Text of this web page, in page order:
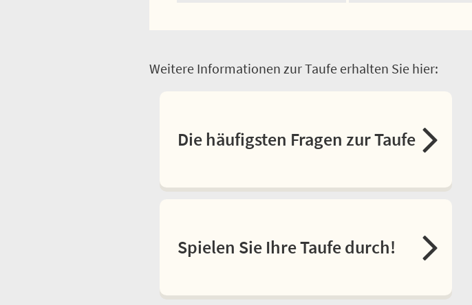
Weitere Informationen zur Taufe erhalten Sie hier:
Die häufigsten Fragen zur Taufe
Spielen Sie Ihre Taufe durch!